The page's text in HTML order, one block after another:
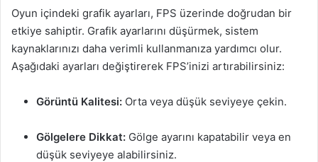
Oyun içindeki grafik ayarları, FPS üzerinde doğrudan bir
etkiye sahiptir. Grafik ayarlarını düşürmek, sistem
kaynaklarınızı daha verimli kullanmanıza yardımcı olur.
Aşağıdaki ayarları değiştirerek FPS’inizi artırabilirsiniz:
Görüntü Kalitesi: Orta veya düşük seviyeye çekin.
Gölgelere Dikkat: Gölge ayarını kapatabilir veya en
düşük seviyeye alabilirsiniz.